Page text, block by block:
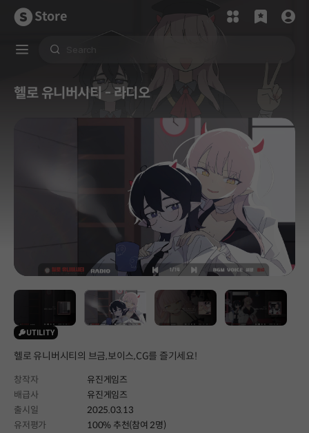
Store
헬로 유니버시티 - 라디오
UTILITY
헬로 유니버시티의 브금,보이스,CG를 즐기세요!
창작자
유진게임즈
배급사
유진게임즈
출시일
2025.03.13
유저평가
100% 추천(참여 2명)